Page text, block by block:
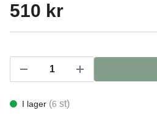
510 kr
I lager (6 st)